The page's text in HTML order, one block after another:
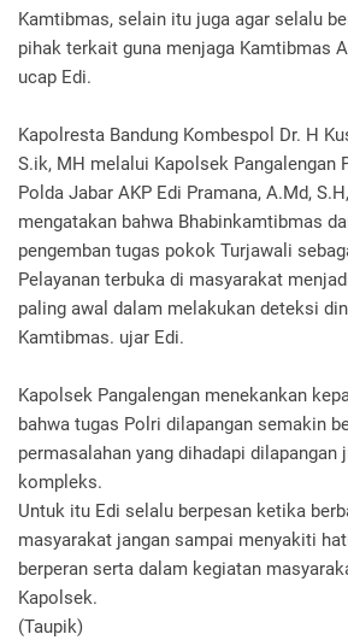
Kamtibmas, selain itu juga agar selalu
pihak terkait guna menjaga Kamtibmas
ucap Edi.
Kapolresta Bandung Kombespol Dr. H
S.ik, MH melalui Kapolsek Pangalengan
Polda Jabar AKP Edi Pramana, A.Md,
mengatakan bahwa Bhabinkamtibmas
pengemban tugas pokok Turjawali
Pelayanan terbuka di masyarakat
paling awal dalam melakukan deteksi
Kamtibmas. ujar Edi.
Kapolsek Pangalengan menekankan
bahwa tugas Polri dilapangan semakin
permasalahan yang dihadapi dilapangan
kompleks.
Untuk itu Edi selalu berpesan ketika
masyarakat jangan sampai menyakiti
berperan serta dalam kegiatan
Kapolsek.
(Taupik)